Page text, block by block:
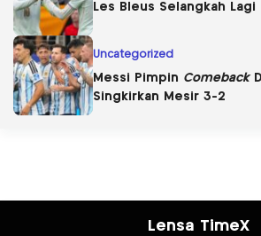
Les Bleus Selangkah
Uncategorized
Messi Pimpin Comeback
Singkirkan Mesir 3-2
Lensa TimeX